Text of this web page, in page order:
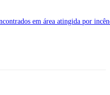
em área atingida por